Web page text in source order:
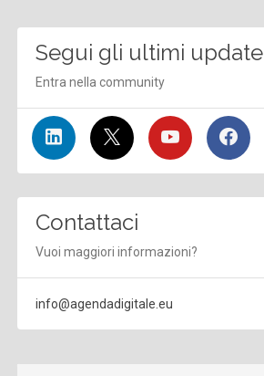
Segui gli ultimi update
Entra nella community
Contattaci
Vuoi maggiori informazioni?
info@agendadigitale.eu